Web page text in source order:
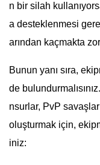
n bir silah
a desteklenmesi
arından kaçmakta
Bunun yanı sıra,
de bulundurmalısınız.
nsurlar, PvP
oluşturmak için,
iniz: